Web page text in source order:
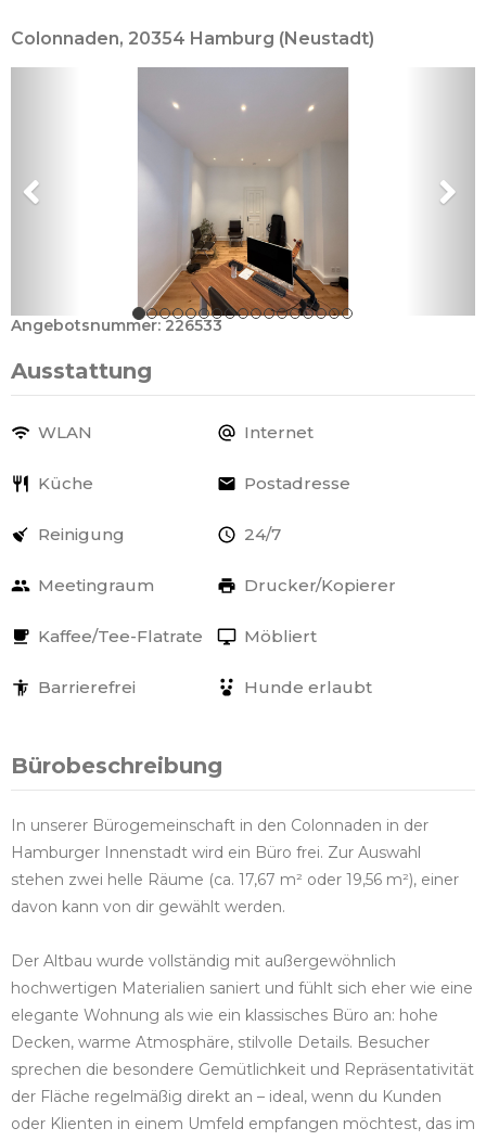
Colonnaden, 20354 Hamburg (Neustadt)
Angebotsnummer: 226533
Ausstattung
WLAN Internet
Küche Postadresse
Reinigung 24/7
Meetingraum Drucker/Kopierer
Kaffee/Tee-Flatrate Möbliert
Barrierefrei Hunde erlaubt
Bürobeschreibung
In unserer Bürogemeinschaft in den Colonnaden in der
Hamburger Innenstadt wird ein Büro frei. Zur Auswahl
stehen zwei helle Räume (ca. 17,67 m² oder 19,56 m²), einer
davon kann von dir gewählt werden.
Der Altbau wurde vollständig mit außergewöhnlich
hochwertigen Materialien saniert und fühlt sich eher wie eine
elegante Wohnung als wie ein klassisches Büro an: hohe
Decken, warme Atmosphäre, stilvolle Details. Besucher
sprechen die besondere Gemütlichkeit und Repräsentativität
der Fläche regelmäßig direkt an – ideal, wenn du Kunden
oder Klienten in einem Umfeld empfangen möchtest, das im